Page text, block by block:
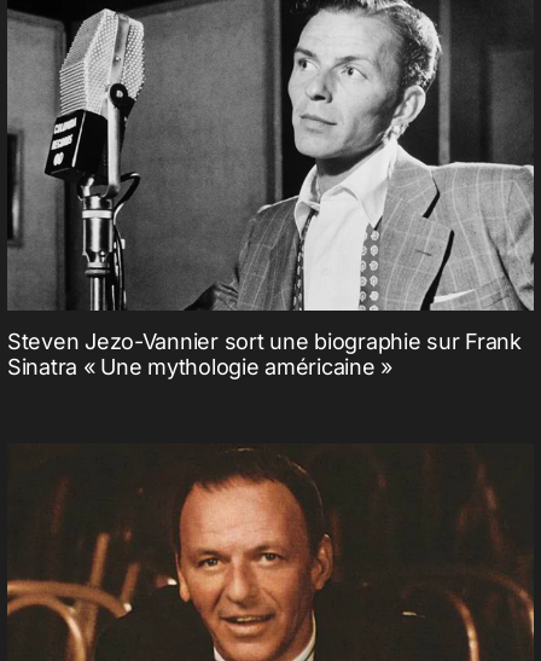
Steven Jezo-Vannier sort une biographie sur Frank
Sinatra « Une mythologie américaine »